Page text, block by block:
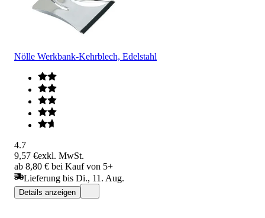
Nölle Werkbank-Kehrblech, Edelstahl
4.7
9,57 €exkl. MwSt.
ab 8,80 € bei Kauf von 5+
Lieferung bis Di., 11. Aug.
Details anzeigen